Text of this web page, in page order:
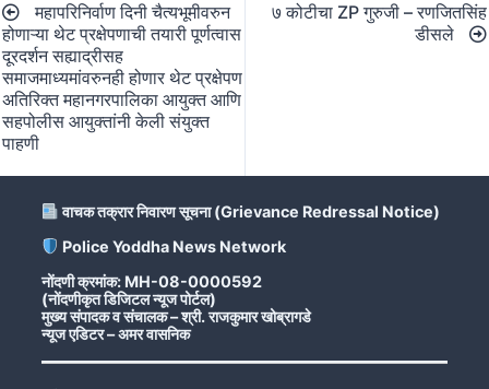
navigation
महापरिनिर्वाण दिनी चैत्यभूमीवरुन
होणाऱ्या थेट प्रक्षेपणाची तयारी पूर्णत्वास
दूरदर्शन सह्याद्रीसह
समाजमाध्यमांवरुनही होणार थेट प्रक्षेपण
अतिरिक्त महानगरपालिका आयुक्त आणि
सहपोलीस आयुक्तांनी केली संयुक्त
पाहणी
७ कोटीचा ZP गुरुजी – रणजितसिंह
डीसले
वाचक तक्रार निवारण सूचना (Grievance Redressal Notice)
Police Yoddha News Network
नोंदणी क्रमांक: MH-08-0000592
(नोंदणीकृत डिजिटल न्यूज पोर्टल)
मुख्य संपादक व संचालक – श्री. राजकुमार खोब्रागडे
न्यूज एडिटर – अमर वासनिक